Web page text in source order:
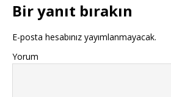
Bir yanıt bırakın
E-posta hesabınız yayımlanmayacak.
Yorum